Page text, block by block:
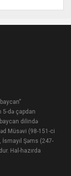
5-də çapdan
dilində
Müsəvi (98-151-ci
Şəms (247-
Hal-hazırda